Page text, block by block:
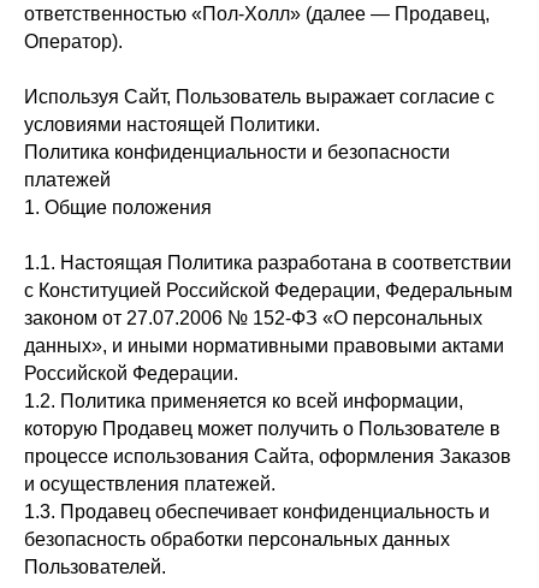
ответственностью «Пол-Холл» (далее — Продавец,
Оператор).
Используя Сайт, Пользователь выражает согласие с
условиями настоящей Политики.
Политика конфиденциальности и безопасности
платежей
1. Общие положения
1.1. Настоящая Политика разработана в соответствии
с Конституцией Российской Федерации, Федеральным
законом от 27.07.2006 № 152-ФЗ «О персональных
данных», и иными нормативными правовыми актами
Российской Федерации.
1.2. Политика применяется ко всей информации,
которую Продавец может получить о Пользователе в
процессе использования Сайта, оформления Заказов
и осуществления платежей.
1.3. Продавец обеспечивает конфиденциальность и
безопасность обработки персональных данных
Пользователей.